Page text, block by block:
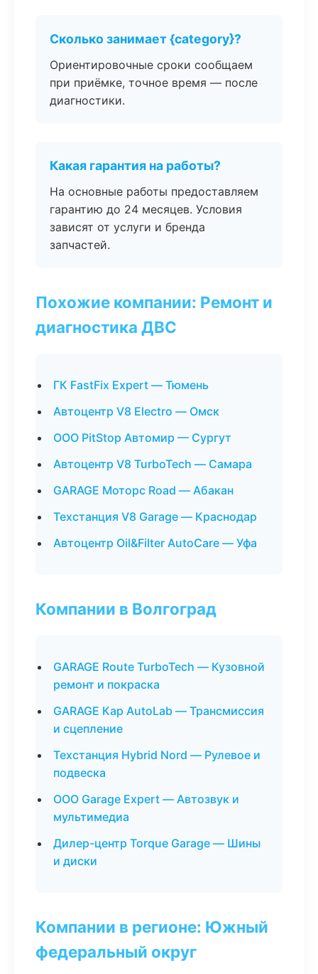
Сколько занимает {category}?
Ориентировочные сроки сообщаем
при приёмке, точное время — после
диагностики.
Какая гарантия на работы?
На основные работы предоставляем
гарантию до 24 месяцев. Условия
зависят от услуги и бренда
запчастей.
Похожие компании: Ремонт и
диагностика ДВС
ГК FastFix Expert — Тюмень
Автоцентр V8 Electro — Омск
ООО PitStop Автомир — Сургут
Автоцентр V8 TurboTech — Самара
GARAGE Моторс Road — Абакан
Техстанция V8 Garage — Краснодар
Автоцентр Oil&Filter AutoCare — Уфа
Компании в Волгоград
GARAGE Route TurboTech — Кузовной
ремонт и покраска
GARAGE Кар AutoLab — Трансмиссия
и сцепление
Техстанция Hybrid Nord — Рулевое и
подвеска
ООО Garage Expert — Автозвук и
мультимедиа
Дилер-центр Torque Garage — Шины
и диски
Компании в регионе: Южный
федеральный округ